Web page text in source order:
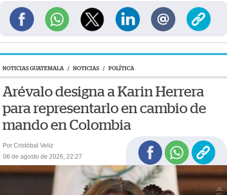
NOTICIAS GUATEMALA / NOTICIAS / POLÍTICA
Arévalo designa a Karin Herrera
para representarlo en cambio de
mando en Colombia
Por Cristóbal Veliz
06 de agosto de 2026, 22:27